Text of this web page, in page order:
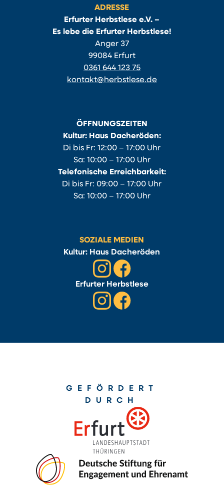
ADRESSE
Erfurter Herbstlese e.V. –
Es lebe die Erfurter Herbstlese!
Anger 37
99084 Erfurt
0361 644 123 75
kontakt@herbstlese.de
ÖFFNUNGSZEITEN
Kultur: Haus Dacheröden:
Di bis Fr: 12:00 – 17:00 Uhr
Sa: 10:00 – 17:00 Uhr
Telefonische Erreichbarkeit:
Di bis Fr: 09:00 – 17:00 Uhr
Sa: 10:00 – 17:00 Uhr
SOZIALE MEDIEN
Kultur: Haus Dacheröden
Erfurter Herbstlese
GEFÖRDERT
DURCH